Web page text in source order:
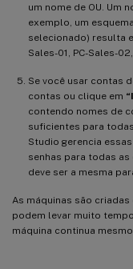
um nome de OU. Um
exemplo, um
selecionado) resulta
Sales-01, PC-Sales-
Se você usar contas
contas ou clique em
contendo nomes de
suficientes para
Studio gerencia
senhas para todas
deve ser a mesma
As máquinas são
podem levar muito
máquina continua